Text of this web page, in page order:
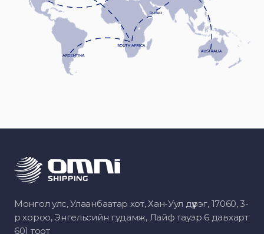
Монгол улс, Улаанбаатар хот, Хан-Уул дүүрэг, 17060, 3-
р хороо, Энгельсийн гудамж, Лайф тауэр 6 давхарт
601 тоот